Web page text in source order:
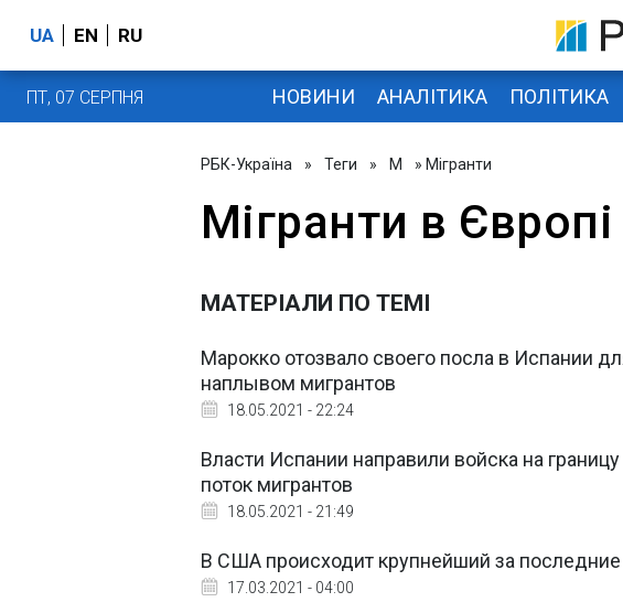
UA EN RU
ПТ, 07 СЕРПНЯ НОВИНИ АНАЛІТИКА ПОЛІТИКА
РБК-Україна » Теги » М » Мігранти
Мігранти в Європі
МАТЕРІАЛИ ПО ТЕМІ
Марокко отозвало своего посла в Испании
наплывом мигрантов
18.05.2021 - 22:24
Власти Испании направили войска на
поток мигрантов
18.05.2021 - 21:49
В США происходит крупнейший за
17.03.2021 - 04:00